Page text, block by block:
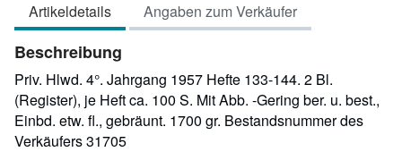
5
Sternen
Artikeldetails Angaben zum Verkäufer
Beschreibung
Priv. Hlwd. 4°. Jahrgang 1957 Hefte 133-144. 2 Bl.
(Register), je Heft ca. 100 S. Mit Abb. -Gering ber. u. best.,
Einbd. etw. fl., gebräunt. 1700 gr. Bestandsnummer des
Verkäufers 31705